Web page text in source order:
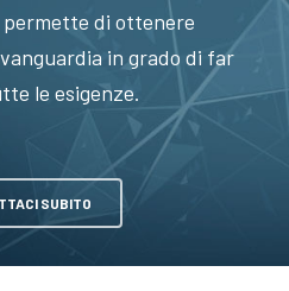
di ottenere
in grado di far
le esigenze.
SUBITO